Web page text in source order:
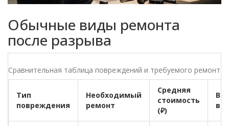
Обычные виды ремонта
после разрыва
Сравнительная таблица повреждений и требуемого ремонта
Тип
повреждения
Необходимый
ремонт
Средняя
стоимость
(₽)